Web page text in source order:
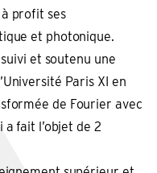
profit ses
et photonique.
et soutenu une
Paris XI en
de Fourier avec
fait l’objet de 2